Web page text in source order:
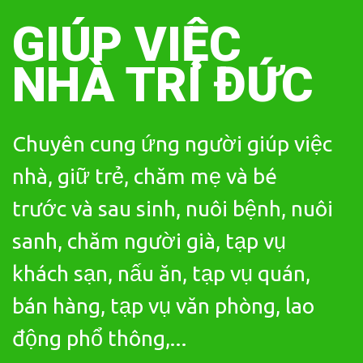
contentGIÚP VIỆC
NHÀ TRÍ ĐỨC
Chuyên cung ứng người giúp việc
nhà, giữ trẻ, chăm mẹ và bé
trước và sau sinh, nuôi bệnh, nuôi
sanh, chăm người già, tạp vụ
khách sạn, nấu ăn, tạp vụ quán,
bán hàng, tạp vụ văn phòng, lao
động phổ thông,...